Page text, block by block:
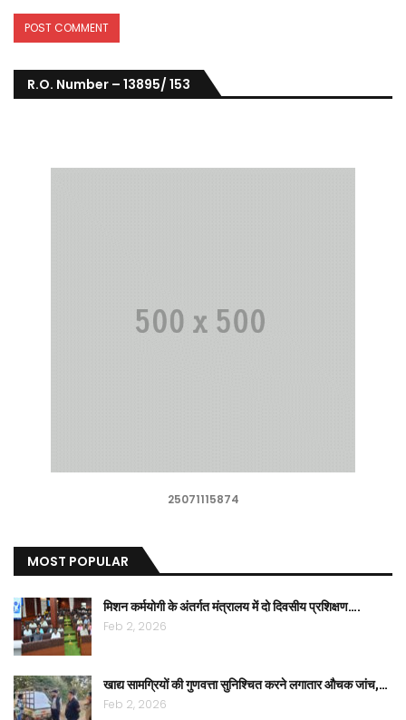
R.O. Number – 13895/ 153
25071115874
MOST POPULAR
मिशन कर्मयोगी के अंतर्गत मंत्रालय में दो दिवसीय प्रशिक्षण….
Feb 2, 2026
खाद्य सामग्रियों की गुणवत्ता सुनिश्चित करने लगातार औचक जांच,…
Feb 2, 2026